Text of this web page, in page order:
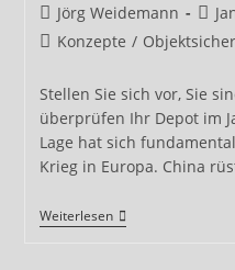
Beitrags-
Autor:
Jörg Weidemann
Beitrags-
Konzepte /
Stellen Sie sich vor, Sie
überprüfen Ihr Depot im
Lage hat sich
Krieg in Europa. China
WeiterlesenPortfolio-
Bereinigung